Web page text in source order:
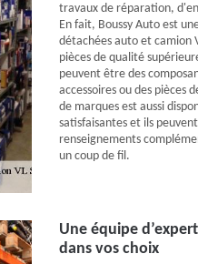
travaux de réparation,
En fait, Boussy Auto est
détachées auto et camion
pièces de qualité
peuvent être des
accessoires ou des pièces
de marques est aussi
satisfaisantes et ils
renseignements
un coup de fil.
Une équipe
dans vos choix